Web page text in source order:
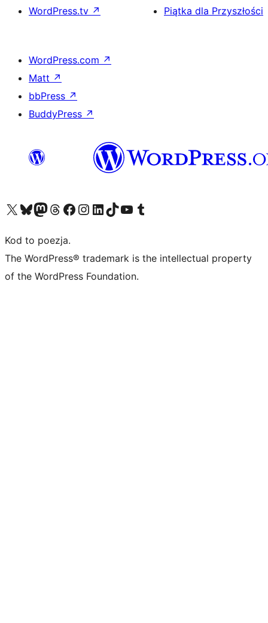
WordPress.tv ↗
Piątka dla Przyszłości
WordPress.com ↗
Matt ↗
bbPress ↗
BuddyPress ↗
Odwiedź nasze konto X (dawniej Twitter)
Odwiedź nasze konto Bluesky
Odwiedź nasze konto na Mastodoncie
Odwiedź naszego Threadsa
Odwiedź naszego Facebooka
Odwiedź nasze konto na Instagramie
Odwiedź nasze konto na LinkedIn
Odwiedź naszego TikToka
Odwiedź nasz kanał YouTube
Odwiedź naszego Tumblra
Kod to poezja.
The WordPress® trademark is the intellectual property
of the WordPress Foundation.